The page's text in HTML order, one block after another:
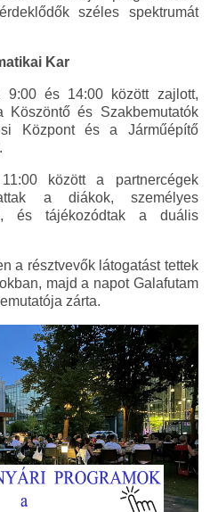
széles spektrumát
Kar
9:00 és 14:00 között zajlott,
Köszöntő és Szakbemutatók
Központ és a Járműépítő
között a partnercégek
a diákok, személyes
és tájékozódtak a duális
a résztvevők látogatást tettek
majd a napot Galafutam
zárta.